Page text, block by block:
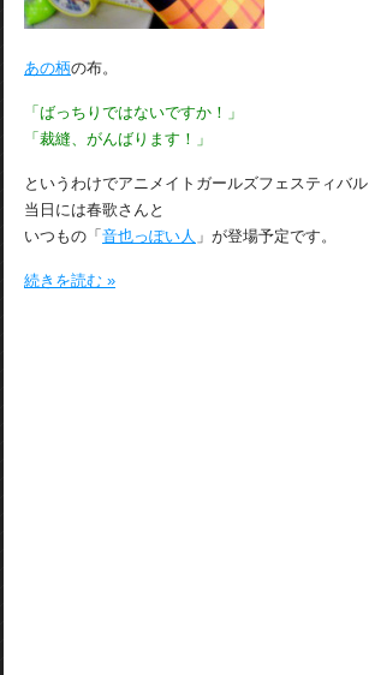
あの柄の布。
「ばっちりではないですか！」
「裁縫、がんばります！」
というわけでアニメイトガールズフェスティバル
当日には春歌さんと
いつもの「 音也っぽい人 」が登場予定です。
続きを読む »